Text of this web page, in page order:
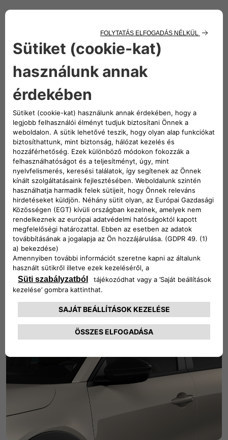
Egyedi jellemzők
Merészség
A megjelenése mellett merész személyiségét az exkluzív
16" acél keréktárcsákkal is kiemeli.